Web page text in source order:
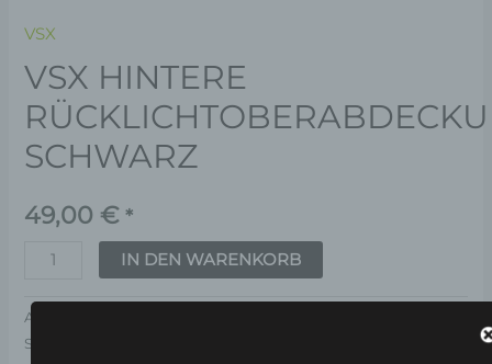
VSX
VSX HINTERE
SCHWARZ
49,00 € *
IN DEN WARENKORB
Artikelnummer:
Schlagwort: